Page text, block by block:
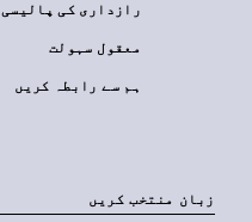
رازداری کی پالیسی
معقول سہولت
ہم سے رابطہ کریں
زبان منتخب کریں